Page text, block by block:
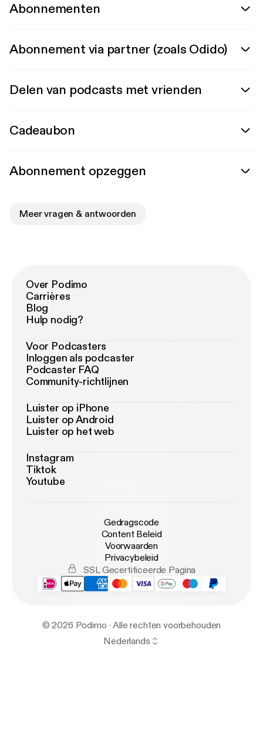
Abonnementen
Abonnement via partner (zoals Odido)
Delen van podcasts met vrienden
Cadeaubon
Abonnement opzeggen
Meer vragen & antwoorden
Over Podimo
Carrières
Blog
Hulp nodig?
Voor Podcasters
Inloggen als podcaster
Podcaster FAQ
Community-richtlijnen
Luister op iPhone
Luister op Android
Luister op het web
Instagram
Tiktok
Youtube
Gedragscode
Content Beleid
Voorwaarden
Privacybeleid
SSL Gecertificeerde Pagina
© 2026 Podimo · Alle rechten voorbehouden
Nederlands